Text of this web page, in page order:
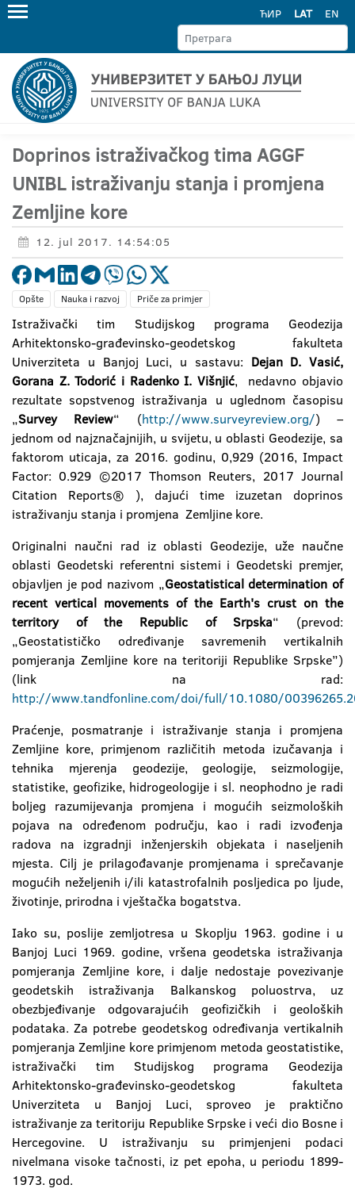
ЋИР LAT EN
Doprinos istraživačkog tima AGGF
UNIBL istraživanju stanja i promjena
Zemljine kore
12. jul 2017. 14:54:05
Opšte Nauka i razvoj Priče za primjer
Istraživački tim Studijskog programa Geodezija
Arhitektonsko-građevinsko-geodetskog fakulteta
Univerziteta u Banjoj Luci, u sastavu: Dejan D. Vasić,
Gorana Z. Todorić i Radenko I. Višnjić, nedavno objavio
rezultate sopstvenog istraživanja u uglednom časopisu
„Survey Review“ (http://www.surveyreview.org/) –
jednom od najznačajnijih, u svijetu, u oblasti Geodezije, sa
faktorom uticaja, za 2016. godinu, 0,929 (2016, Impact
Factor: 0.929 ©2017 Thomson Reuters, 2017 Journal
Citation Reports® ), dajući time izuzetan doprinos
istraživanju stanja i promjena Zemljine kore.
Originalni naučni rad iz oblasti Geodezije, uže naučne
oblasti Geodetski referentni sistemi i Geodetski premjer,
objavljen je pod nazivom „Geostatistical determination of
recent vertical movements of the Earth's crust on the
territory of the Republic of Srpska“ (prevod:
„Geostatističko određivanje savremenih vertikalnih
pomjeranja Zemljine kore na teritoriji Republike Srpske”)
(link na rad:
http://www.tandfonline.com/doi/full/10.1080/
Praćenje, posmatranje i istraživanje stanja i promjena
Zemljine kore, primjenom različitih metoda izučavanja i
tehnika mjerenja geodezije, geologije, seizmologije,
statistike, geofizike, hidrogeologije i sl. neophodno je radi
boljeg razumijevanja promjena i mogućih seizmoloških
pojava na određenom području, kao i radi izvođenja
radova na izgradnji inženjerskih objekata i naseljenih
mjesta. Cilj je prilagođavanje promjenama i sprečavanje
mogućih neželjenih i/ili katastrofalnih posljedica po ljude,
životinje, prirodna i vještačka bogatstva.
Iako su, poslije zemljotresa u Skoplju 1963. godine i u
Banjoj Luci 1969. godine, vršena geodetska istraživanja
pomjeranja Zemljine kore, i dalje nedostaje povezivanje
geodetskih istraživanja Balkanskog poluostrva, uz
obezbjeđivanje odgovarajućih geofizičkih i geoloških
podataka. Za potrebe geodetskog određivanja vertikalnih
pomjeranja Zemljine kore primjenom metoda geostatistike,
istraživački tim Studijskog programa Geodezija
Arhitektonsko-građevinsko-geodetskog fakulteta
Univerziteta u Banjoj Luci, sproveo je praktično
istraživanje za teritoriju Republike Srpske i veći dio Bosne i
Hercegovine. U istraživanju su primjenjeni podaci
nivelmana visoke tačnosti, iz pet epoha, u periodu 1899-
1973. god.